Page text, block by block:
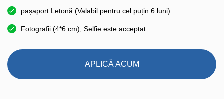
pașaport Letonă (Valabil pentru cel puțin 6 luni)
Fotografii (4*6 cm), Selfie este acceptat
APLICĂ ACUM